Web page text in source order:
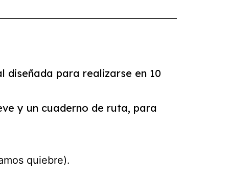
para realizarse en 10
y un cuaderno de ruta, para
quiebre).